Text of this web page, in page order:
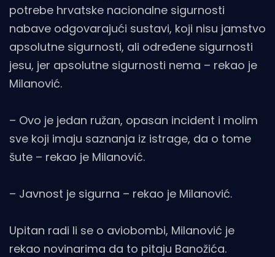
potrebe hrvatske nacionalne sigurnosti
nabave odgovarajući sustavi, koji nisu jamstvo
apsolutne sigurnosti, ali određene sigurnosti
jesu, jer apsolutne sigurnosti nema – rekao je
Milanović.
– Ovo je jedan ružan, opasan incident i molim
sve koji imaju saznanja iz istrage, da o tome
šute – rekao je Milanović.
– Javnost je sigurna – rekao je Milanović.
Upitan radi li se o aviobombi, Milanović je
rekao novinarima da to pitaju Banožića.